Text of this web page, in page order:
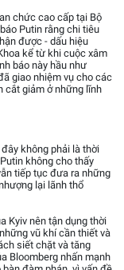
chức cao cấp tại Bộ
Putin rằng chi tiêu
được - dấu hiệu
kể từ khi cuộc xâm
báo này hầu như
giao nhiệm vụ cho các
cắt giảm ở những lĩnh
không phải là thời
không cho thấy
tiếp tục đưa ra những
lại lãnh thổ
Kyiv nên tận dụng thời
vũ khí cần thiết và
siết chặt và tăng
Bloomberg nhấn mạnh